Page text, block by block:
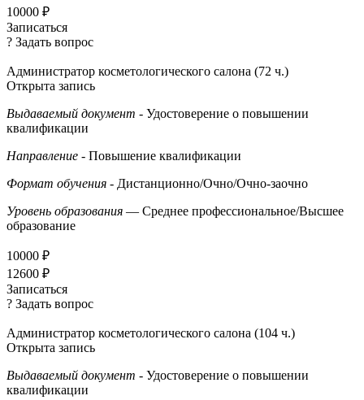
10000 ₽
Записаться
? Задать вопрос
Администратор косметологического салона (72 ч.)
Открыта запись
Выдаваемый документ - Удостоверение о повышении
квалификации
Направление - Повышение квалификации
Формат обучения - Дистанционно/Очно/Очно-заочно
Уровень образования — Среднее профессиональное/Высшее
образование
10000 ₽
12600 ₽
Записаться
? Задать вопрос
Администратор косметологического салона (104 ч.)
Открыта запись
Выдаваемый документ - Удостоверение о повышении
квалификации